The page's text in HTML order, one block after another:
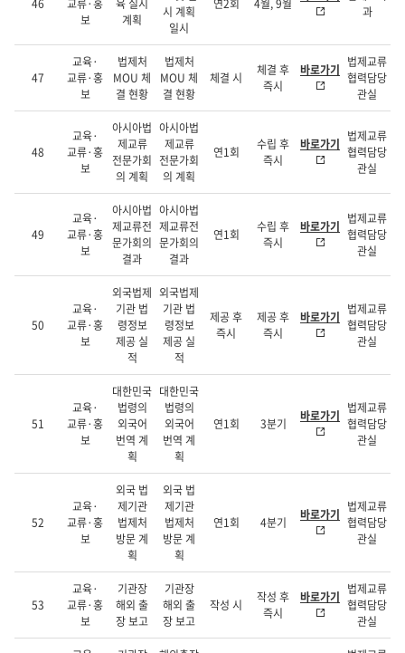
보
계획
시 계획
일시
과
47
교육·
교류·홍
보
법제처
MOU 체
결 현황
법제처
MOU 체
결 현황
체결 시
체결 후
즉시
바로가기 법제교류
협력담당
관실
48
교육·
교류·홍
보
아시아법
제교류
전문가회
의 계획
아시아법
제교류
전문가회
의 계획
연1회
수립 후
즉시
바로가기 법제교류
협력담당
관실
49
교육·
교류·홍
보
아시아법
제교류전
문가회의
결과
아시아법
제교류전
문가회의
결과
연1회
수립 후
즉시
바로가기 법제교류
협력담당
관실
50
교육·
교류·홍
보
외국법제
기관 법
령정보
제공 실
적
외국법제
기관 법
령정보
제공 실
적
제공 후
즉시
제공 후
즉시
바로가기 법제교류
협력담당
관실
51
교육·
교류·홍
보
대한민국
법령의
외국어
번역 계
획
대한민국
법령의
외국어
번역 계
획
연1회 3분기 바로가기 법제교류
협력담당
관실
52
교육·
교류·홍
보
외국 법
제기관
법제처
방문 계
획
외국 법
제기관
법제처
방문 계
획
연1회 4분기 바로가기 법제교류
협력담당
관실
53
교육·
교류·홍
보
기관장
해외 출
장 보고
기관장
해외 출
장 보고
작성 시
작성 후
즉시
바로가기 법제교류
협력담당
관실